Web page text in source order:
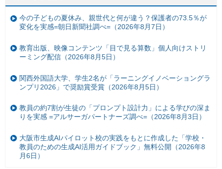
今の子どもの夏休み、親世代と何が違う？保護者の73.5％が
変化を実感=朝日新聞社調べ=（2026年8月7日）
教育出版、映像コンテンツ「目で見る算数」個人向けストリ
ーミング配信（2026年8月5日）
関西外国語大学、学生2名が「ラーニングイノベーショングラ
ンプリ2026」で奨励賞受賞（2026年8月5日）
教員の約7割が生徒の「プロンプト設計力」による学びの深ま
りを実感 =アルサーガパートナーズ調べ=（2026年8月3日）
大阪市生成AIパイロット校の実践をもとに作成した「学校・
教員のための生成AI活用ガイドブック」無料公開（2026年8
月6日）